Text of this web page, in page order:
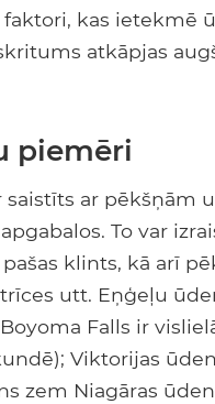
kas ietekmē
atkāpjas
piemēri
ar pēkšņām
To var
klints, kā arī
utt. Eņģeļu
Falls ir
Viktorijas
zem Niagāras